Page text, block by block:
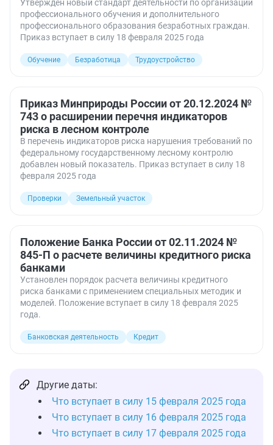
Утвержден новый стандарт деятельности по организации
профессионального обучения и дополнительного
профессионального образования безработных граждан.
Приказ вступает в силу 18 февраля 2025 года
Обучение Безработица Трудоустройство
Приказ Минприроды России от 20.12.2024 №
743 о расширении перечня индикаторов
риска в лесном контроле
В перечень индикаторов риска нарушения требований по
федеральному государственному лесному контролю
добавлен новый показатель. Приказ вступает в силу 18
февраля 2025 года
Проверки Земельный участок
Положение Банка России от 02.11.2024 №
845-П о расчете величины кредитного риска
банками
Установлен порядок расчета величины кредитного
риска банками с применением специальных методик и
моделей. Положение вступает в силу 18 февраля 2025
года.
Банковская деятельность Кредит
Другие даты:
Что вступает в силу 15 февраля 2025 года
Что вступает в силу 16 февраля 2025 года
Что вступает в силу 17 февраля 2025 года